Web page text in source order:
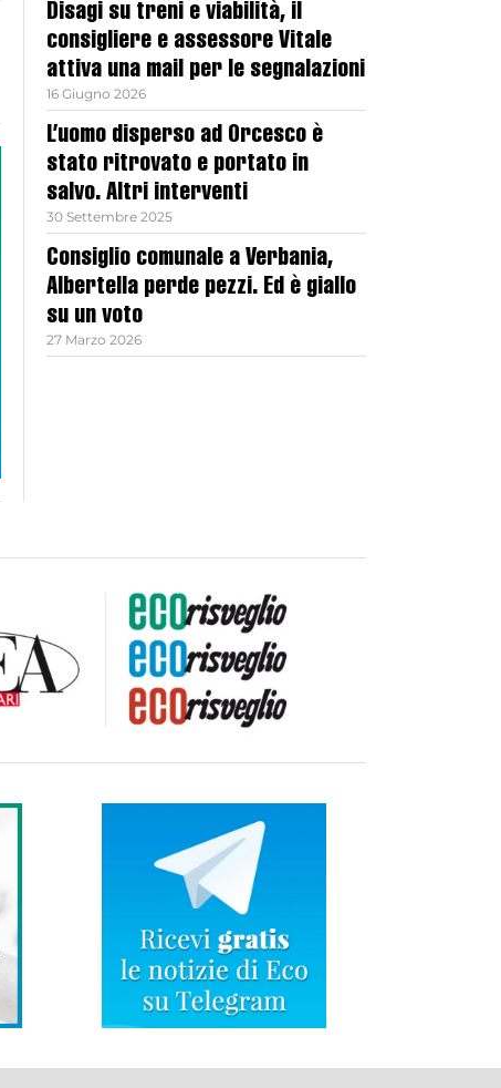
Disagi su treni e viabilità, il
consigliere e assessore Vitale
attiva una mail per le segnalazioni
16 Giugno 2026
L’uomo disperso ad Orcesco è
stato ritrovato e portato in
salvo. Altri interventi
30 Settembre 2025
Consiglio comunale a Verbania,
Albertella perde pezzi. Ed è giallo
su un voto
27 Marzo 2026